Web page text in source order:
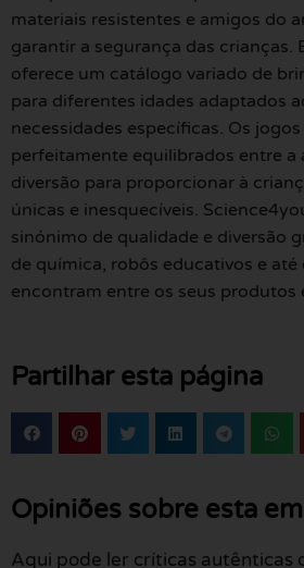
materiais resistentes e amigos do
garantir a segurança das crianças.
oferece um catálogo variado de
para diferentes idades adaptados
necessidades específicas. Os
perfeitamente equilibrados entre a
diversão para proporcionar à
únicas e inesquecíveis.
sinónimo de qualidade e diversão
de química, robôs educativos e até
encontram entre os seus produtos
Partilhar esta página
Opiniões sobre esta
Aqui pode ler críticas autênticas